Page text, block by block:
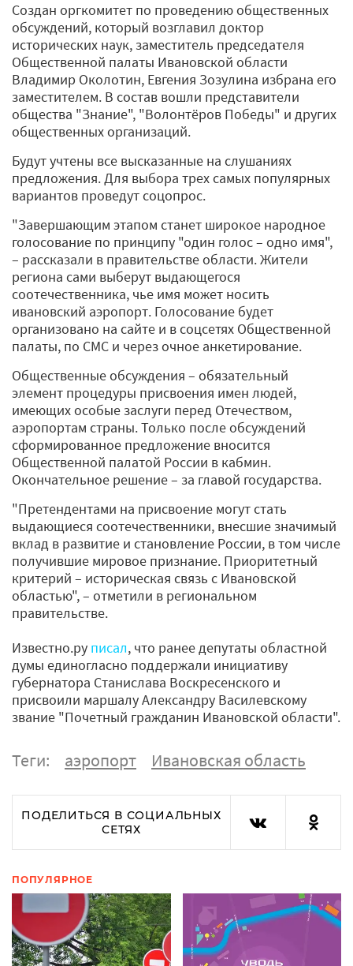
Создан оргкомитет по проведению общественных
обсуждений, который возглавил доктор
исторических наук, заместитель председателя
Общественной палаты Ивановской области
Владимир Околотин, Евгения Зозулина избрана его
заместителем. В состав вошли представители
общества "Знание", "Волонтёров Победы" и других
общественных организаций.
Будут учтены все высказанные на слушаниях
предложения. Для выбора трех самых популярных
вариантов проведут соцопрос.
"Завершающим этапом станет широкое народное
голосование по принципу "один голос – одно имя",
– рассказали в правительстве области. Жители
региона сами выберут выдающегося
соотечественника, чье имя может носить
ивановский аэропорт. Голосование будет
организовано на сайте и в соцсетях Общественной
палаты, по СМС и через очное анкетирование.
Общественные обсуждения – обязательный
элемент процедуры присвоения имен людей,
имеющих особые заслуги перед Отечеством,
аэропортам страны. Только после обсуждений
сформированное предложение вносится
Общественной палатой России в кабмин.
Окончательное решение – за главой государства.
"Претендентами на присвоение могут стать
выдающиеся соотечественники, внесшие значимый
вклад в развитие и становление России, в том числе
получившие мировое признание. Приоритетный
критерий – историческая связь с Ивановской
областью", – отметили в региональном
правительстве.
Известно.ру писал, что ранее депутаты областной
думы единогласно поддержали инициативу
губернатора Станислава Воскресенского и
присвоили маршалу Александру Василевскому
звание "Почетный гражданин Ивановской области".
Теги: аэропорт Ивановская область
ПОДЕЛИТЬСЯ В СОЦИАЛЬНЫХ
СЕТЯХ
ПОПУЛЯРНОЕ